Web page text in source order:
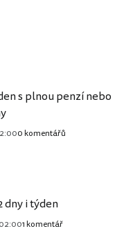
s plnou penzí nebo
0 komentářů
dny i týden
1 komentář